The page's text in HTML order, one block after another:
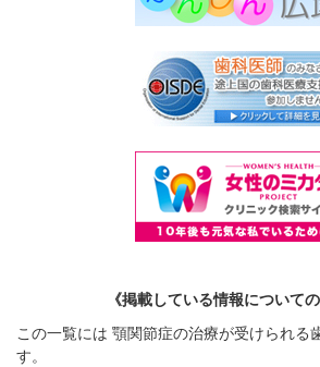
《掲載している情報についての
この一覧には 顎関節症の治療が受けられる
す。